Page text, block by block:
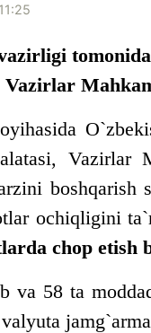
Vazirlar
boshqarish
ochiqligini
chop etish
va 58 ta